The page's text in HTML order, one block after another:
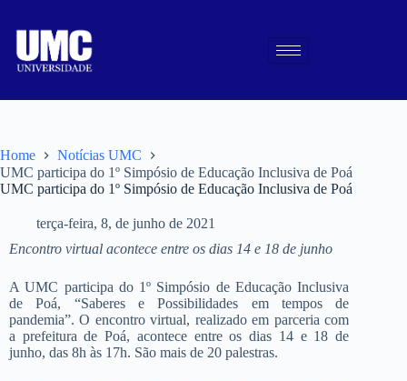
Home
Notícias UMC
UMC participa do 1º Simpósio de Educação Inclusiva de Poá
UMC participa do 1º Simpósio de Educação Inclusiva de Poá
terça-feira, 8, de junho de 2021
Encontro virtual acontece entre os dias 14 e 18 de junho
A UMC participa do 1º Simpósio de Educação Inclusiva
de Poá, “Saberes e Possibilidades em tempos de
pandemia”. O encontro virtual, realizado em parceria com
a prefeitura de Poá, acontece entre os dias 14 e 18 de
junho, das 8h às 17h. São mais de 20 palestras.